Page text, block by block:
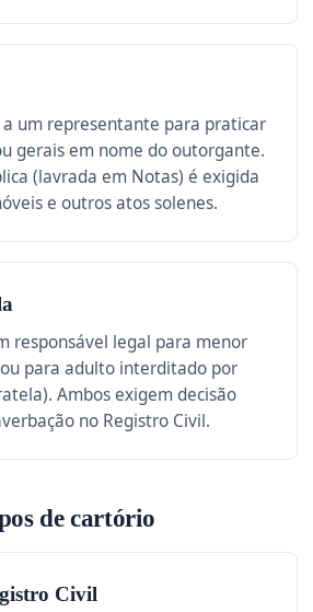
um representante para praticar
gerais em nome do outorgante.
(lavrada em Notas) é exigida
e outros atos solenes.
responsável legal para menor
para adulto interditado por
Ambos exigem decisão
no Registro Civil.
de cartório
Civil